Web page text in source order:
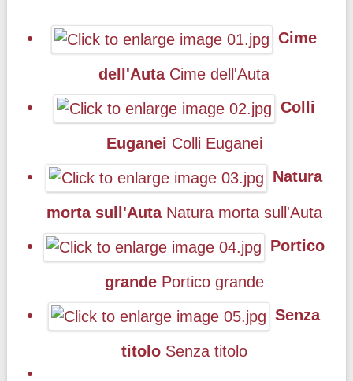
Cime
dell'Auta Cime dell'Auta
Colli
Euganei Colli Euganei
Natura
morta sull'Auta Natura morta sull'Auta
Portico
grande Portico grande
Senza
titolo Senza titolo